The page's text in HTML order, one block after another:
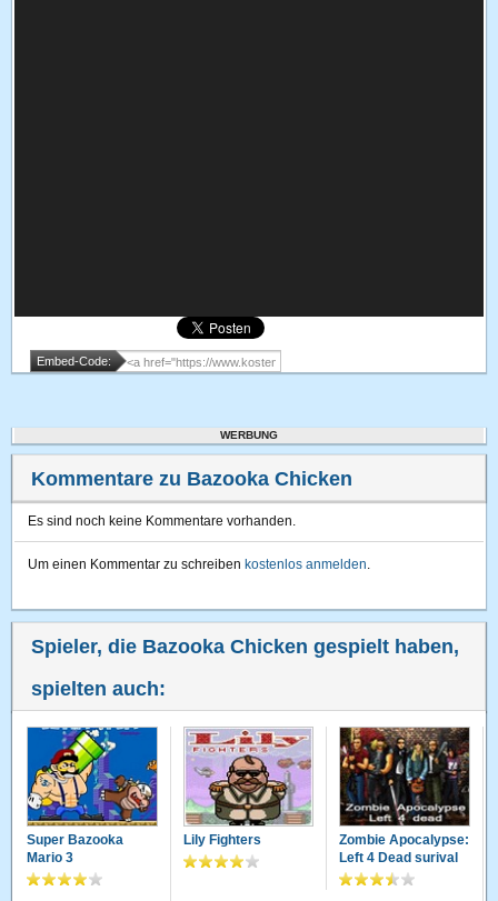
Embed-Code:
WERBUNG
Kommentare zu Bazooka Chicken
Es sind noch keine Kommentare vorhanden.
Um einen Kommentar zu schreiben kostenlos anmelden.
Spieler, die Bazooka Chicken gespielt haben,
spielten auch:
Super Bazooka
Mario 3
Lily Fighters
Zombie Apocalypse:
Left 4 Dead surival